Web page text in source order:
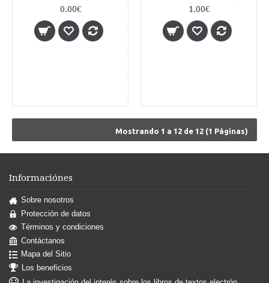
0.00€
1.00€
Mostrando 1 a 12 de 12 (1 Páginas)
Informaciónes
Sobre nosotros
Protección de datos
Términos y condiciones
Contáctanos
Mapa del Sitio
Los beneficios